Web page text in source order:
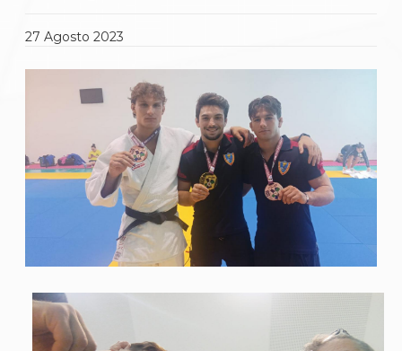
La disciplina
News
Gare e Risultati
Attività Didattica
Albi Federali
Karate
La disciplina
News
Gare e Risultati
Attività Didattica
Albi Federali
Arti marziali
Aikido
27Agosto2023